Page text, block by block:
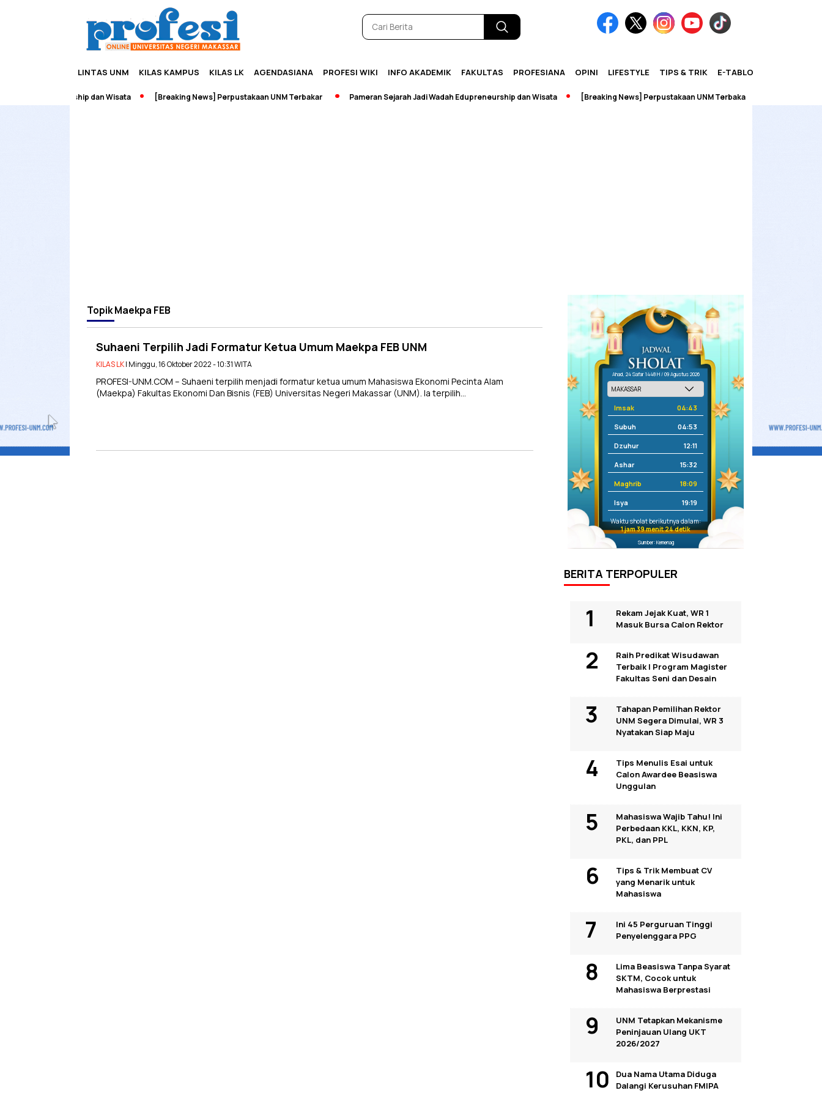
LINTAS UNM KILAS KAMPUS KILAS LK AGENDASIANA PROFESI WIKI INFO AKADEMIK FAKULTAS PROFESIANA OPINI LIFESTYLE TIPS & TRIK E-TABLOID
Edupreneurship dan Wisata [Breaking News] Perpustakaan UNM Terbakar Pameran Sejarah Jadi Wadah Edupreneurship dan Wisata [Breaking News] Perpustakaan UNM Terbakar
TopikMaekpa FEB
Suhaeni Terpilih Jadi Formatur Ketua Umum Maekpa FEB UNM
KILAS LK| Minggu, 16 Oktober 2022 - 10:31 WITA
PROFESI-UNM.COM – Suhaeni terpilih menjadi formatur ketua umum Mahasiswa Ekonomi Pecinta Alam
(Maekpa) Fakultas Ekonomi Dan Bisnis (FEB) Universitas Negeri Makassar (UNM). Ia terpilih…
Ahad, 24 Safar 1448 H / 09 Agustus 2026
Imsak 04:43
Subuh 04:53
Dzuhur 12:11
Ashar 15:32
Maghrib 18:09
Isya 19:19
Waktu sholat berikutnya dalam:
1 jam 39 menit 24 detik
Sumber: Kemenag
BERITA TERPOPULER
Rekam Jejak Kuat, WR 1
Masuk Bursa Calon Rektor
Raih Predikat Wisudawan
Terbaik I Program Magister
Fakultas Seni dan Desain
Tahapan Pemilihan Rektor
UNM Segera Dimulai, WR 3
Nyatakan Siap Maju
Tips Menulis Esai untuk
Calon Awardee Beasiswa
Unggulan
Mahasiswa Wajib Tahu! Ini
Perbedaan KKL, KKN, KP,
PKL, dan PPL
Tips & Trik Membuat CV
yang Menarik untuk
Mahasiswa
Ini 45 Perguruan Tinggi
Penyelenggara PPG
Lima Beasiswa Tanpa Syarat
SKTM, Cocok untuk
Mahasiswa Berprestasi
UNM Tetapkan Mekanisme
Peninjauan Ulang UKT
2026/2027
Dua Nama Utama Diduga
Dalangi Kerusuhan FMIPA